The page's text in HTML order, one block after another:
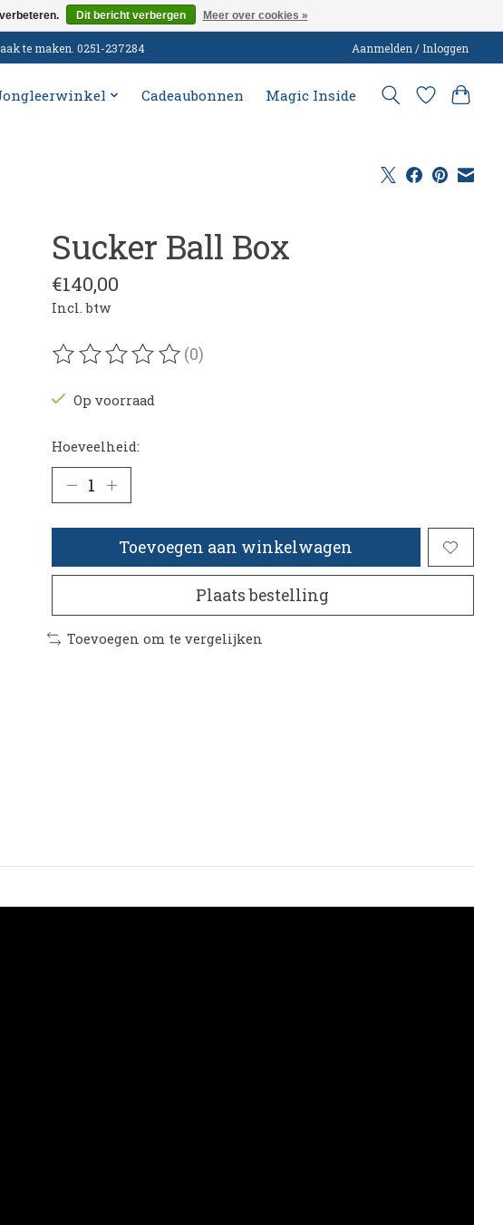
te maken. 0251-237284 Aanmelden / Inloggen
Cadeaubonnen Magic Inside
Sucker Ball Box
€140,00
Incl. btw
De beoordeling van dit product is
(0)
Op voorraad
Hoeveelheid:
Toevoegen aan winkelwagen
Plaats bestelling
Toevoegen om te vergelijken
Dit bericht verbergen Meer over cookies »